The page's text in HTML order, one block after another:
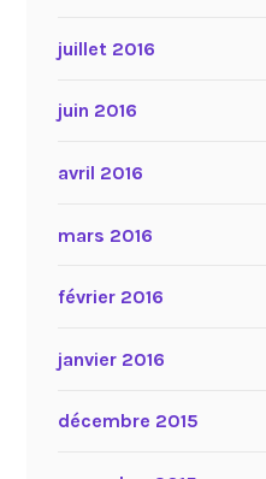
juillet 2016
juin 2016
avril 2016
mars 2016
février 2016
janvier 2016
décembre 2015